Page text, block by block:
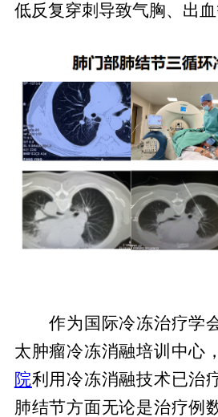
低反复穿刺导致气胸、出血
作为国际冷冻治疗学会
太肿瘤冷冻消融培训中心
院利用冷冻消融技术已治
肺结节方面无论是治疗例